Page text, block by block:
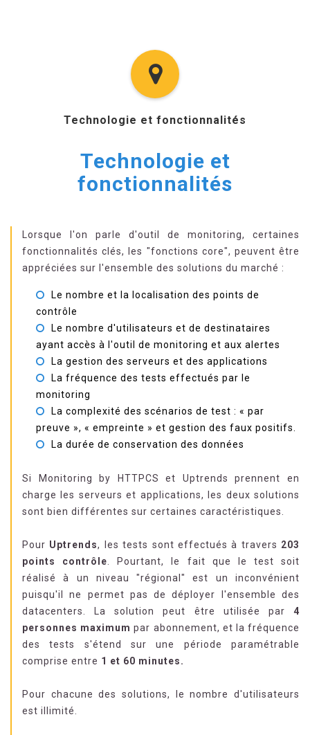
Technologie et fonctionnalités
Technologie et
fonctionnalités
Lorsque l'on parle d'outil de monitoring, certaines
fonctionnalités clés, les "fonctions core", peuvent être
appréciées sur l'ensemble des solutions du marché :
Le nombre et la localisation des points de
contrôle
Le nombre d'utilisateurs et de destinataires
ayant accès à l'outil de monitoring et aux alertes
La gestion des serveurs et des applications
La fréquence des tests effectués par le
monitoring
La complexité des scénarios de test : « par
preuve », « empreinte » et gestion des faux positifs.
La durée de conservation des données
Si Monitoring by HTTPCS et Uptrends prennent en
charge les serveurs et applications, les deux solutions
sont bien différentes sur certaines caractéristiques.
Pour Uptrends, les tests sont effectués à travers 203
points contrôle. Pourtant, le fait que le test soit
réalisé à un niveau "régional" est un inconvénient
puisqu'il ne permet pas de déployer l'ensemble des
datacenters. La solution peut être utilisée par 4
personnes maximum par abonnement, et la fréquence
des tests s'étend sur une période paramétrable
comprise entre 1 et 60 minutes.
Pour chacune des solutions, le nombre d'utilisateurs
est illimité.